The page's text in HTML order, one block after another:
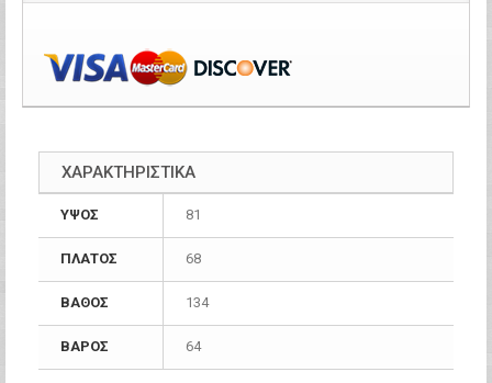
ΧΑΡΑΚΤΗΡΙΣΤΙΚΑ
ΥΨΟΣ 81
ΠΛΑΤΟΣ 68
ΒΑΘΟΣ 134
ΒΑΡΟΣ 64